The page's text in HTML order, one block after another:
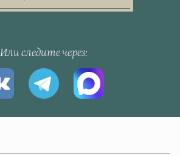
Или следите через